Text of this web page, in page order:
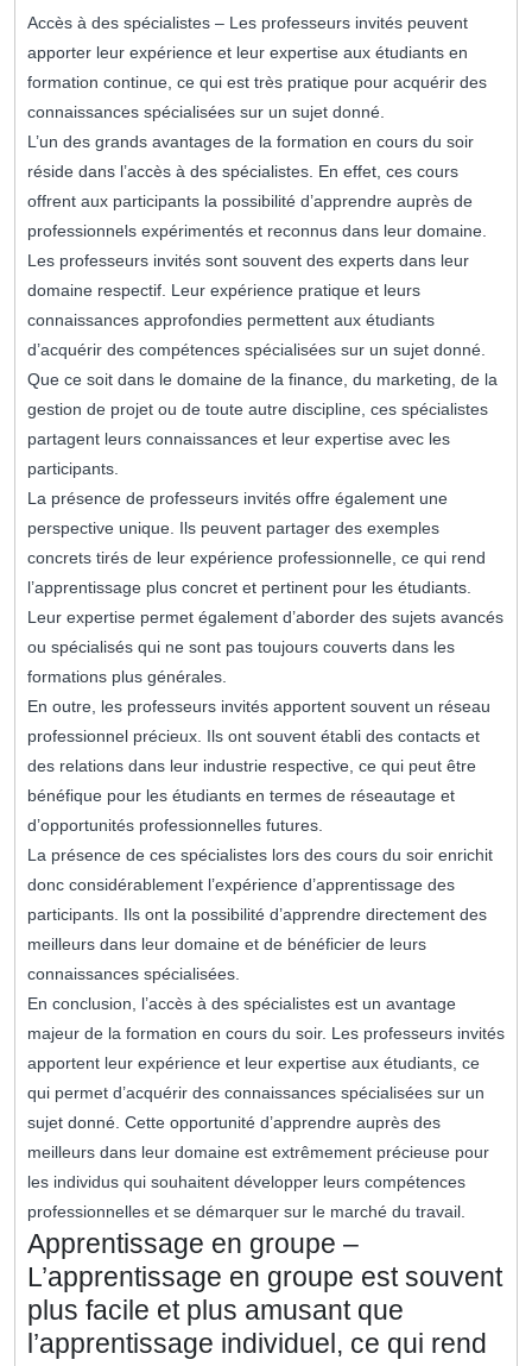
Accès à des spécialistes – Les professeurs invités peuvent
apporter leur expérience et leur expertise aux étudiants en
formation continue, ce qui est très pratique pour acquérir des
connaissances spécialisées sur un sujet donné.
L’un des grands avantages de la formation en cours du soir
réside dans l’accès à des spécialistes. En effet, ces cours
offrent aux participants la possibilité d’apprendre auprès de
professionnels expérimentés et reconnus dans leur domaine.
Les professeurs invités sont souvent des experts dans leur
domaine respectif. Leur expérience pratique et leurs
connaissances approfondies permettent aux étudiants
d’acquérir des compétences spécialisées sur un sujet donné.
Que ce soit dans le domaine de la finance, du marketing, de la
gestion de projet ou de toute autre discipline, ces spécialistes
partagent leurs connaissances et leur expertise avec les
participants.
La présence de professeurs invités offre également une
perspective unique. Ils peuvent partager des exemples
concrets tirés de leur expérience professionnelle, ce qui rend
l’apprentissage plus concret et pertinent pour les étudiants.
Leur expertise permet également d’aborder des sujets avancés
ou spécialisés qui ne sont pas toujours couverts dans les
formations plus générales.
En outre, les professeurs invités apportent souvent un réseau
professionnel précieux. Ils ont souvent établi des contacts et
des relations dans leur industrie respective, ce qui peut être
bénéfique pour les étudiants en termes de réseautage et
d’opportunités professionnelles futures.
La présence de ces spécialistes lors des cours du soir enrichit
donc considérablement l’expérience d’apprentissage des
participants. Ils ont la possibilité d’apprendre directement des
meilleurs dans leur domaine et de bénéficier de leurs
connaissances spécialisées.
En conclusion, l’accès à des spécialistes est un avantage
majeur de la formation en cours du soir. Les professeurs invités
apportent leur expérience et leur expertise aux étudiants, ce
qui permet d’acquérir des connaissances spécialisées sur un
sujet donné. Cette opportunité d’apprendre auprès des
meilleurs dans leur domaine est extrêmement précieuse pour
les individus qui souhaitent développer leurs compétences
professionnelles et se démarquer sur le marché du travail.
Apprentissage en groupe –
L’apprentissage en groupe est souvent
plus facile et plus amusant que
l’apprentissage individuel, ce qui rend